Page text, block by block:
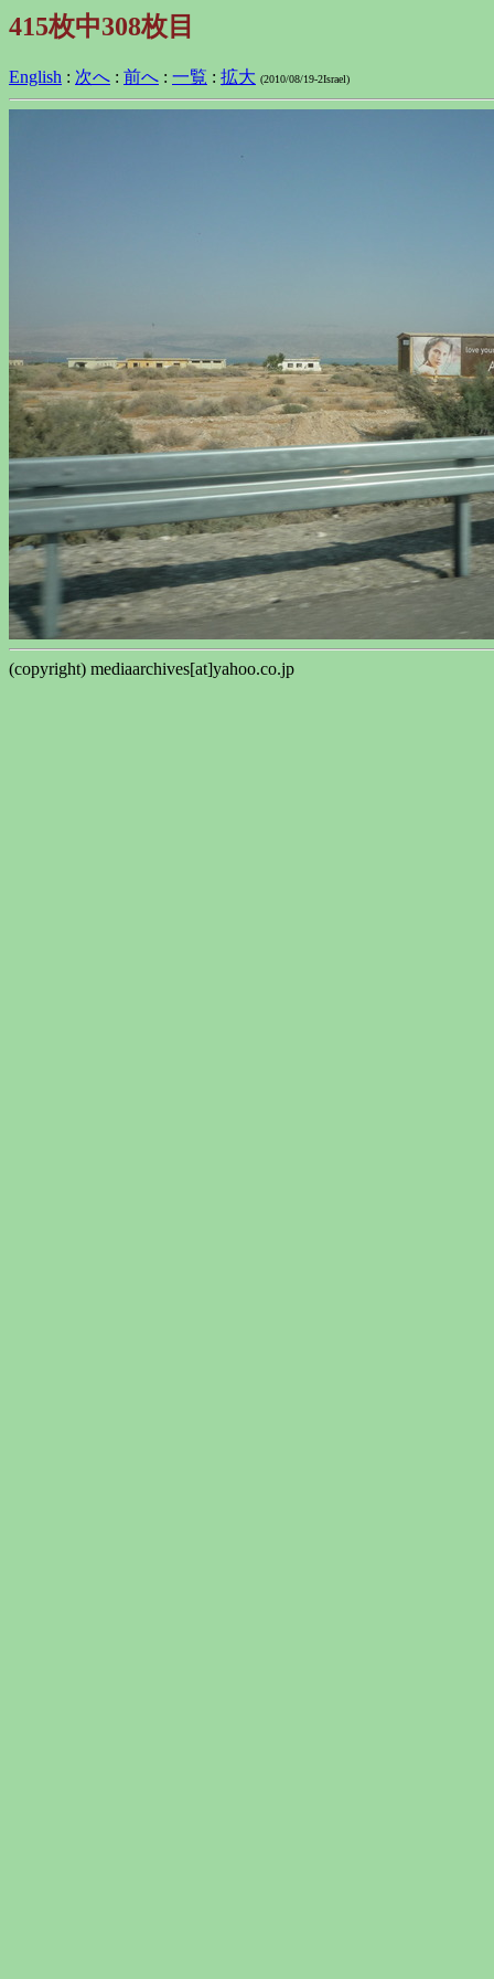
415枚中308枚目
English : 次へ : 前へ : 一覧 : 拡大 (2010/08/19-2Israel)
(copyright) mediaarchives[at]yahoo.co.jp